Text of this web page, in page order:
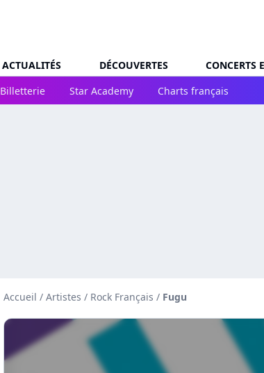
ACTUALITÉS DÉCOUVERTES CONCERTS
Billetterie
Star Academy Charts français
Accueil / Artistes / Rock Français / Fugu